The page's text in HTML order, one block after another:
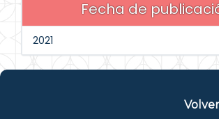
Fecha de
2021